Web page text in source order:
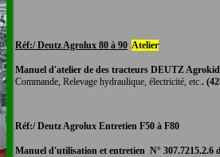
Réf:/ Deutz Agrolux 80 à 90 Atelier
Manuel d'atelier de des tracteurs DEUTZ Agrokid
Commande, Relevage hydraulique, électricité, etc..
Réf:/ Deutz Agrolux Entretien F50 à F80
Manuel d'utilisation et entretien N° 307.7215.2.6